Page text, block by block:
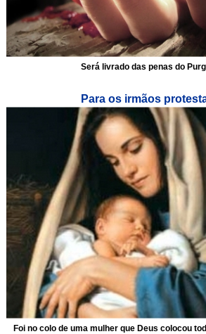
Será livrado das penas do
Para os irmãos
Foi no colo de uma mulher que Deus colocou